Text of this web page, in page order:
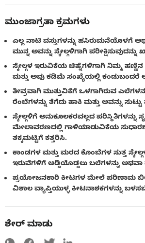
ಮುಂಜಾಗ್ರತಾ ಕ್ರಮಗಳು
ಎಲ್ಲ ನಾಟಿ ವಸ್ತುಗಳನ್ನು ಹಸಿರುಮನೆಯೊಳಗೆ
ಮುನ್ನ ಅವನ್ನು ಸ್ಕೇಲ್ಗಳಿಗಾಗಿ
ಸ್ಕೇಲ್ಗಳ ಇರುವಿಕೆಯ ಚಿಹ್ನೆಗಳಿಗಾಗಿ ನಿಮ್ಮ
ಮತ್ತು ಅವು ಕಡಿಮೆ ಸಂಖ್ಯೆಯಲ್ಲಿ ಕಂಡುಬಂದರೆ
ತೀವ್ರವಾಗಿ ಮುತ್ತುವಿಕೆಗೆ ಒಳಗಾಗಿರುವ
ರೆಂಬೆಗಳನ್ನು ತೆಗೆದು ಹಾಕಿ ಮತ್ತು ಅವನ್ನು ಸುಟ್ಟು
ಸ್ಕೇಲ್ಗಳಿಗೆ ಅನುಕೂಲಕರವಲ್ಲದ ಪರಿಸ್ಥಿತಿಗಳನ್ನು
ಮೇಲಾವರಣದಲ್ಲಿ ಗಾಳಿಯಾಡುವಿಕೆಯ
ತಕ್ಕಮಟ್ಟಿಗೆ ಕತ್ತರಿಸಿ.
ಕಾಂಡಗಳ ಮತ್ತು ಮರದ ಕೊಂಬೆಗಳ ಸುತ್ತ
ಇರುವೆಗಳಿಗೆ ಅಡ್ಡಿಯೊಡ್ಡಲು ಬಲೆಗಳನ್ನು ಅಥವಾ
ಪ್ರಯೋಜನಕಾರಿ ಕೀಟಗಳ ಮೇಲೆ ಪರಿಣಾಮ
ವಿಶಾಲ ವ್ಯಾಪ್ತಿಯುಳ್ಳ ಕೀಟನಾಶಕಗಳನ್ನು
ಶೇರ್ ಮಾಡು